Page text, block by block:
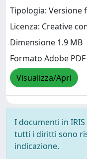
Tipologia: Versione
Licenza: Creative
Dimensione 1.9 MB
Formato Adobe PDF
Visualizza/Apri
I documenti in
tutti i diritti sono
indicazione.